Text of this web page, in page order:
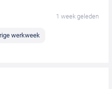
1 week geleden
werkweek